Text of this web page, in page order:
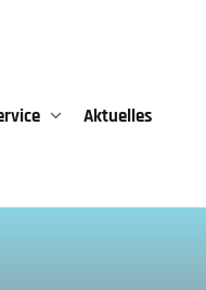
Aktuelles